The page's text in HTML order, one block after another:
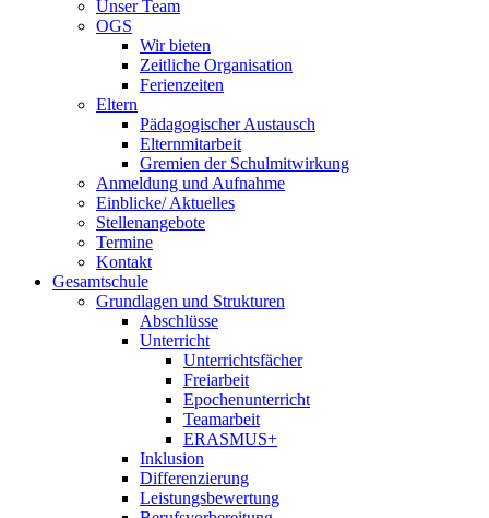
Unser Team
OGS
Wir bieten
Zeitliche Organisation
Ferienzeiten
Eltern
Pädagogischer Austausch
Elternmitarbeit
Gremien der Schulmitwirkung
Anmeldung und Aufnahme
Einblicke/ Aktuelles
Stellenangebote
Termine
Kontakt
Gesamtschule
Grundlagen und Strukturen
Abschlüsse
Unterricht
Unterrichtsfächer
Freiarbeit
Epochenunterricht
Teamarbeit
ERASMUS+
Inklusion
Differenzierung
Leistungsbewertung